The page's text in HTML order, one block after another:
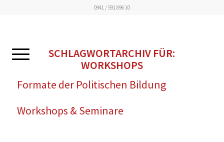
0941 / 591 896 10
SCHLAGWORTARCHIV FÜR:
WORKSHOPS
Formate der Politischen Bildung
Workshops & Seminare